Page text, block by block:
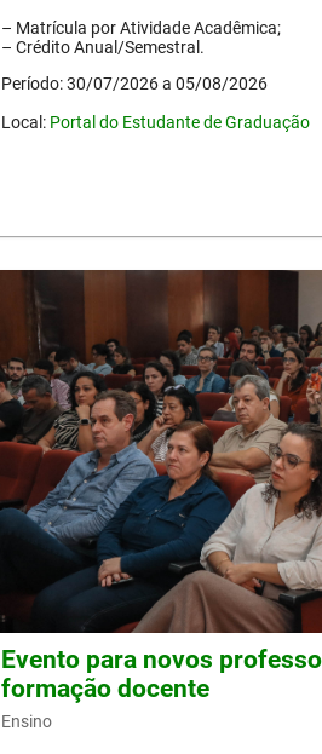
– Matrícula por Atividade Acadêmica;
– Crédito Anual/Semestral.
Período: 30/07/2026 a 05/08/2026
Local: Portal do Estudante de Graduação
Evento para novos
formação docente
Ensino